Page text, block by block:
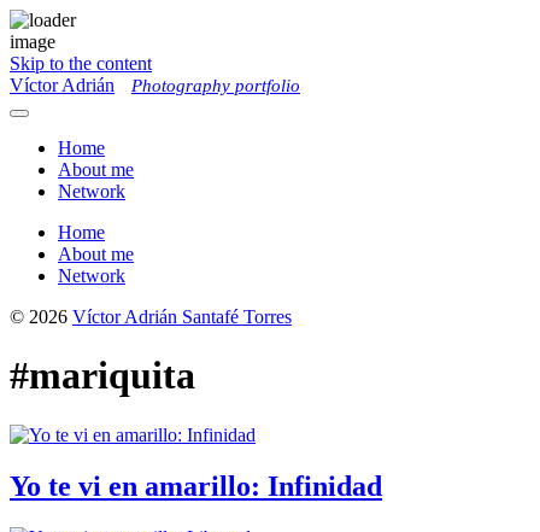
Skip to the content
Víctor Adrián
Photography portfolio
Toggle
Home
About me
Network
Home
About me
Network
© 2026 Víctor Adrián Santafé Torres
#mariquita
Yo te vi en amarillo: Infinidad